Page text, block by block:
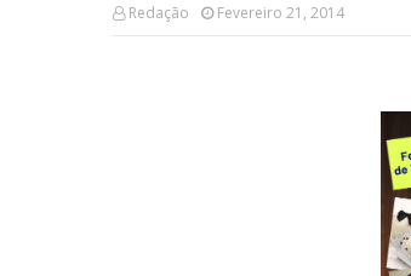
Redação Fevereiro 21, 2014